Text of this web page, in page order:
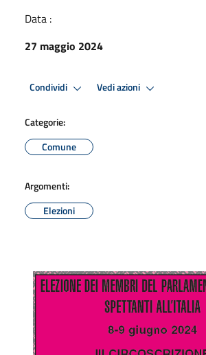
Data :
27 maggio 2024
Condividi Vedi azioni
Categorie:
Comune
Argomenti:
Elezioni